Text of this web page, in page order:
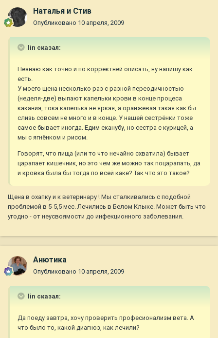
Наталья и Стив
Опубликовано 10 апреля, 2009
lin сказал:
Незнаю как точно и по корректней описать, ну напишу как
есть.
У моего щена несколько раз с разной переодичностью
(неделя-две) выпают капельки крови в конце процеса
какания, тока капелька не яркая, а оранжевая такая как бы
слизь совсем не много и в конце. У нашей сестрёнки тоже
самое бывает иногда. Едим еканубу, но сестра с курицей, а
мы с ягнёнком и рисом.
Говорят, что пища (или то что нечайно схватила) бывает
царапает кишечник, но это чем же можно так поцарапать, да
и кровка была бы тогда по всей каке? Так что это такое?
Щена в охапку и к ветеринару ! Мы сталкивались с подобной
проблемой в 5-5,5 мес. Лечились в Белом Клыке. Может быть что
угодно - от неусвоямости до инфекционного заболевания.
Анютика
Опубликовано 10 апреля, 2009
lin сказал:
Да поеду завтра, хочу проверить професионализм вета. А
что было то, какой диагноз, как лечили?